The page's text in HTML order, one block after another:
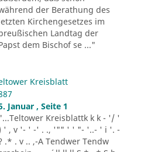
der Berathung des
Kirchengesetzes im
Landtag der
dem Bischof se ..."
Kreisblatt
Januar , Seite 1
Kreisblattk k k - '/ '
' , v '- ' -' . ., '"" ' ' "- '..- ' i '. -
.* . v .. ,-A Tendwer Tendw